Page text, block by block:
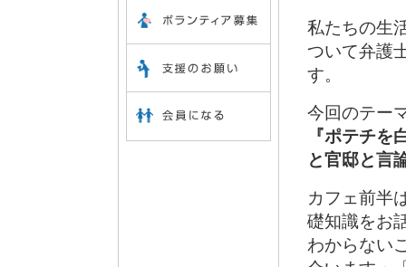
私たちの生
ついて弁護
す。
今回のテー
『ポテチ
と官邸と言
カフェ前半
礎知識をお
わからない